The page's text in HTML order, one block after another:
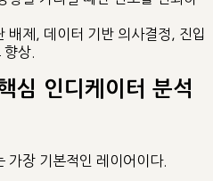
배제, 데이터 기반 의사결정, 진입
상.
심 인디케이터 분석
가장 기본적인 레이어이다.